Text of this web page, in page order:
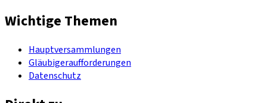
Wichtige Themen
Hauptversammlungen
Gläubigeraufforderungen
Datenschutz